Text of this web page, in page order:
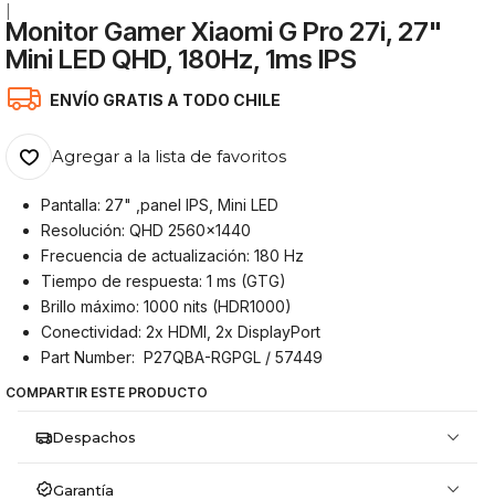
Monitor Gamer Xiaomi G Pro 27i, 27"
Mini LED QHD, 180Hz, 1ms IPS
ENVÍO GRATIS A TODO CHILE
Agregar a la lista de favoritos
Pantalla: 27" ,panel IPS, Mini LED
Resolución: QHD 2560x1440
Frecuencia de actualización: 180 Hz
Tiempo de respuesta: 1 ms (GTG)
Brillo máximo: 1000 nits (HDR1000)
Conectividad: 2x HDMI, 2x DisplayPort
Part Number: P27QBA-RGPGL / 57449
COMPARTIR ESTE PRODUCTO
Despachos
Garantía